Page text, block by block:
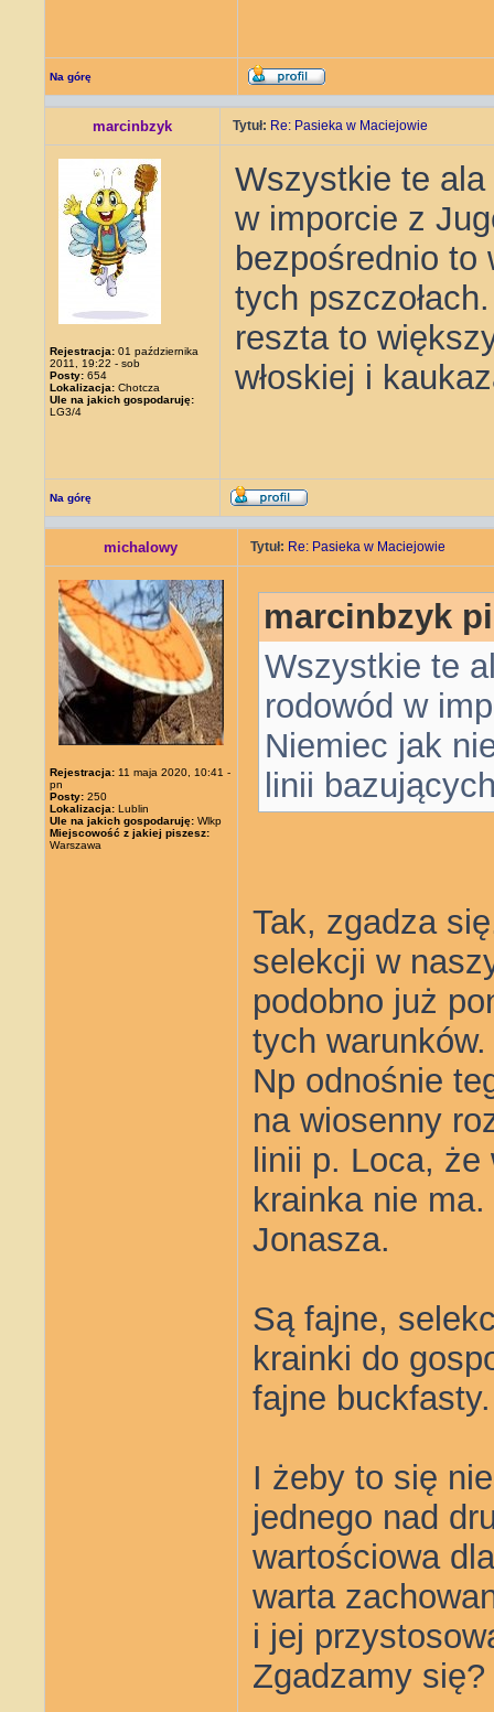
Na górę
marcinbzyk Tytuł: Re: Pasieka w Maciejowie
Rejestracja: 01 października
2011, 19:22 - sob
Posty: 654
Lokalizacja: Chotcza
Ule na jakich gospodaruję:
LG3/4
Wszystkie te
w imporcie z
bezpośrednio
tych
reszta to
włoskiej i
Na górę
michalowy Tytuł: Re: Pasieka w Maciejowie
Rejestracja: 11 maja 2020, 10:41 -
pn
Posty: 250
Lokalizacja: Lublin
Ule na jakich gospodaruję: Wlkp
Miejscowość z jakiej piszesz:
Warszawa
marcinbzyk
Wszystkie te
rodowód w
Niemiec jak
linii
Tak, zgadza
selekcji w
podobno już
tych warunków.
Np odnośnie
na wiosenny
linii p. Loca,
krainka nie
Jonasza.
Są fajne,
krainki do
fajne buckfasty.
I żeby to się
jednego nad
wartościowa
warta
i jej
Zgadzamy się?